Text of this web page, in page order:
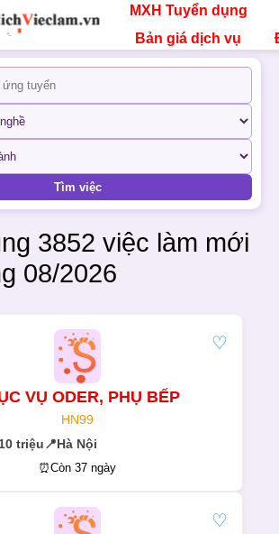
MXH Tuyển dụng
Bản giá dịch vụ
Tìm việc
3852 việc làm mới
08/2026
VỤ ODER, PHỤ BẾP
HN99
triệu📍Hà Nội
♡
⏰Còn 37 ngày
♡